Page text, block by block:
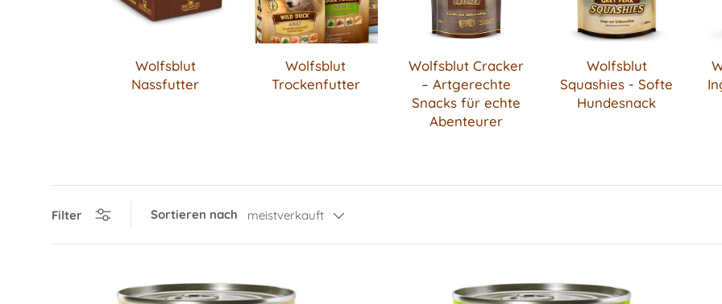
Wolfsblut
Nassfutter
Wolfsblut
Trockenfutter
Wolfsblut Cracker
– Artgerechte
Snacks für echte
Abenteurer
Wolfsblut
Squashies - Softe
Hundesnack
Filter Sortieren nach meistverkauft